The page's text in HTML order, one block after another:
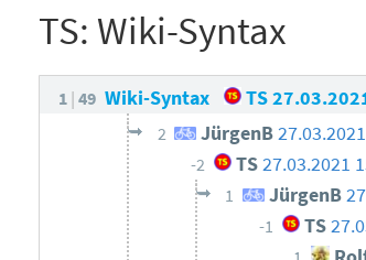
TS: Wiki-Syntax
1 49 Wiki-Syntax TS
2 JürgenB
-2 TS27.03.2021
1 JürgenB
-1 TS